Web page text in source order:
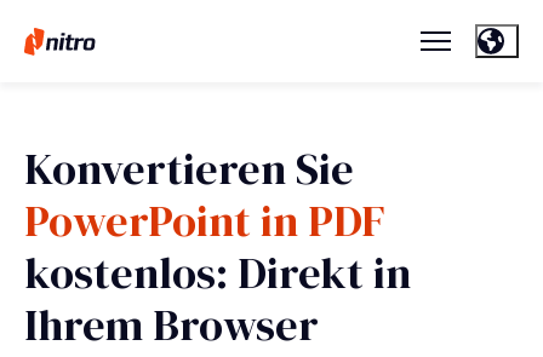
Konvertieren Sie
PowerPoint in PDF
kostenlos: Direkt in
Ihrem Browser